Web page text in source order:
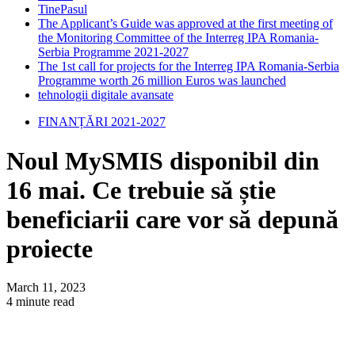
TinePasul
The Applicant’s Guide was approved at the first meeting of
the Monitoring Committee of the Interreg IPA Romania-
Serbia Programme 2021-2027
The 1st call for projects for the Interreg IPA Romania-Serbia
Programme worth 26 million Euros was launched
tehnologii digitale avansate
FINANȚĂRI 2021-2027
Noul MySMIS disponibil din
16 mai. Ce trebuie să știe
beneficiarii care vor să depună
proiecte
March 11, 2023
4 minute read